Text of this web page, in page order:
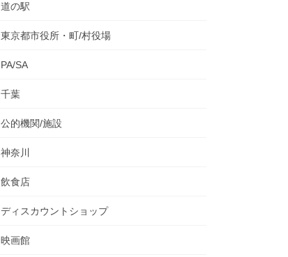
道の駅
東京都市役所・町/村役場
PA/SA
千葉
公的機関/施設
神奈川
飲食店
ディスカウントショップ
映画館